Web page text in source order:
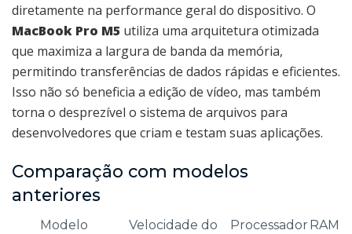
diretamente na performance geral do dispositivo. O
MacBook Pro M5 utiliza uma arquitetura otimizada
que maximiza a largura de banda da memória,
permitindo transferências de dados rápidas e eficientes.
Isso não só beneficia a edição de vídeo, mas também
torna o desprezível o sistema de arquivos para
desenvolvedores que criam e testam suas aplicações.
Comparação com modelos
anteriores
Modelo
Velocidade do
Processador RAM